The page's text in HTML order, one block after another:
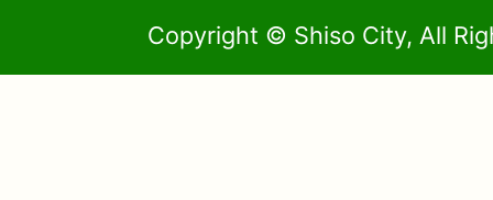
Copyright © Shiso City, All